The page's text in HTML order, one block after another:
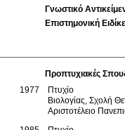
Γνωστικό
Επιστημονική
Προπτυχιακές
1977
Πτυχίο
Βιολογίας, Σχολή
Αριστοτέλειο